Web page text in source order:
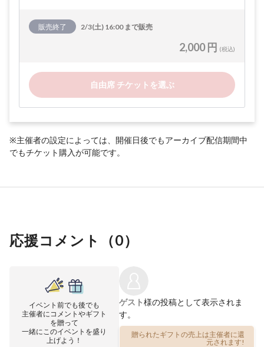
販売終了 2/3(土) 16:00 まで販売
2,000 円 (税込)
自由席 チケットを選ぶ
※主催者の設定によっては、開催日後でもアーカイブ配信期間中
でもチケット購入が可能です。
応援コメント（0）
イベント前でも後でも
主催者にコメントやギフト
を贈って
一緒にこのイベントを盛り
上げよう！
ゲスト様の投稿として表示されま
す。
贈られたギフトの売上は主催者に還
元されます!